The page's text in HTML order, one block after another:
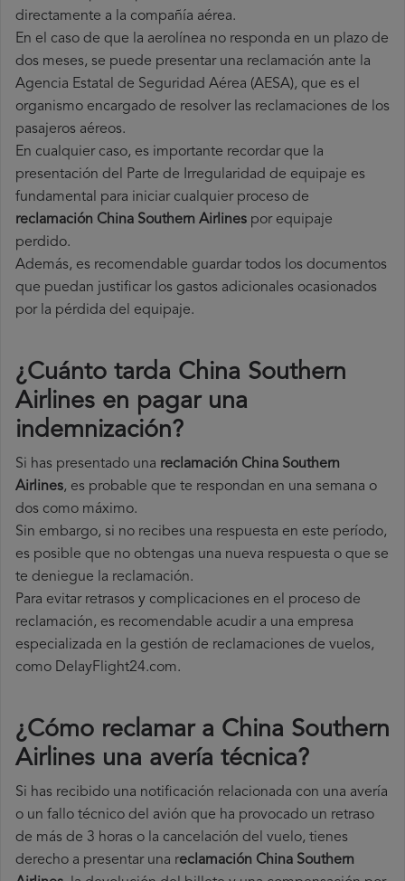
directamente a la compañía aérea.
En el caso de que la aerolínea no responda en un plazo de
dos meses, se puede presentar una reclamación ante la
Agencia Estatal de Seguridad Aérea (AESA), que es el
organismo encargado de resolver las reclamaciones de los
pasajeros aéreos.
En cualquier caso, es importante recordar que la
presentación del Parte de Irregularidad de equipaje es
fundamental para iniciar cualquier proceso de
reclamación China Southern Airlines por equipaje
perdido.
Además, es recomendable guardar todos los documentos
que puedan justificar los gastos adicionales ocasionados
por la pérdida del equipaje.
¿Cuánto tarda China Southern
Airlines en pagar una
indemnización?
Si has presentado una reclamación China Southern
Airlines, es probable que te respondan en una semana o
dos como máximo.
Sin embargo, si no recibes una respuesta en este período,
es posible que no obtengas una nueva respuesta o que se
te deniegue la reclamación.
Para evitar retrasos y complicaciones en el proceso de
reclamación, es recomendable acudir a una empresa
especializada en la gestión de reclamaciones de vuelos,
como DelayFlight24.com.
¿Cómo reclamar a China Southern
Airlines una avería técnica?
Si has recibido una notificación relacionada con una avería
o un fallo técnico del avión que ha provocado un retraso
de más de 3 horas o la cancelación del vuelo, tienes
derecho a presentar una reclamación China Southern